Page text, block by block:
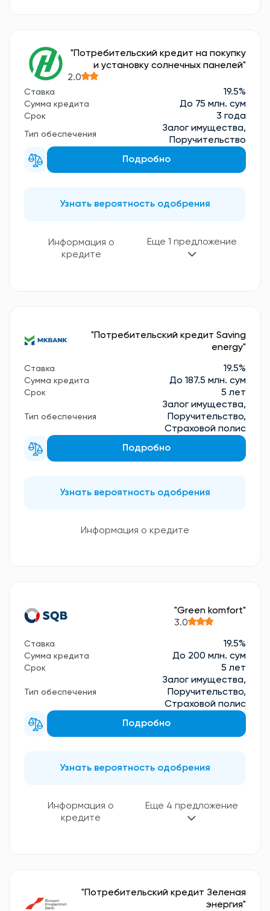
"Потребительский кредит на покупку
и установку солнечных панелей"
2.0
Ставка 19.5%
Сумма кредита До 75 млн. сум
Срок 3 года
Тип обеспечения
Залог имущества,
Поручительство
Подробно
Узнать вероятность одобрения
Информация о
кредите
Еще 1 предложение
"Потребительский кредит Saving
energy"
Ставка 19.5%
Сумма кредита До 187.5 млн. сум
Срок 5 лет
Тип обеспечения
Залог имущества,
Поручительство,
Страховой полис
Подробно
Узнать вероятность одобрения
Информация о кредите
"Green komfort"
3.0
Ставка 19.5%
Сумма кредита До 200 млн. сум
Срок 5 лет
Тип обеспечения
Залог имущества,
Поручительство,
Страховой полис
Подробно
Узнать вероятность одобрения
Информация о
кредите
Еще 4 предложение
"Потребительский кредит Зеленая
энергия"